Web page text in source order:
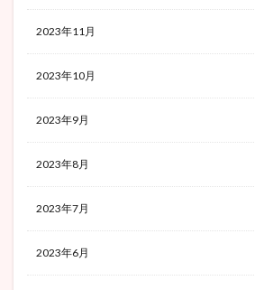
2023年11月
2023年10月
2023年9月
2023年8月
2023年7月
2023年6月